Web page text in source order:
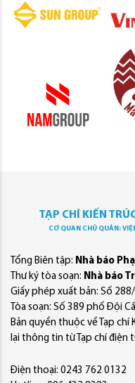
TẠP CHÍ KIẾN
CƠ QUAN CHỦ QUẢN:
Tổng Biên tập: Nhà báo
Thư ký tòa soạn: Nhà báo
Giấy phép xuất bản: Số
Tòa soạn: Số 389 phố Đội
Bản quyền thuộc về Tạp chí
lại thông tin từ Tạp chí điện
Điện thoại: 0243 762 0132